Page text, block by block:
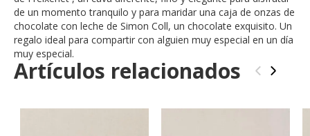
de un momento tranquilo y para maridar una caja de onzas de
chocolate con leche de Simon Coll, un chocolate exquisito. Un
regalo ideal para compartir con alguien muy especial en un día
muy especial.
Artículos relacionados ‹ ›